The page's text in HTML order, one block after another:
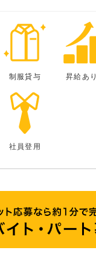
制服貸与 昇給あり
社員登用